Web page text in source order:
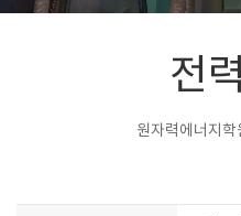
전
원자력에너지